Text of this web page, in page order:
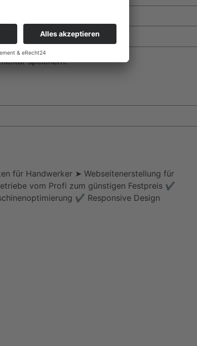
speichern.